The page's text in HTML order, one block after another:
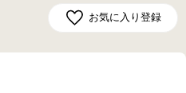
お気に入り登録